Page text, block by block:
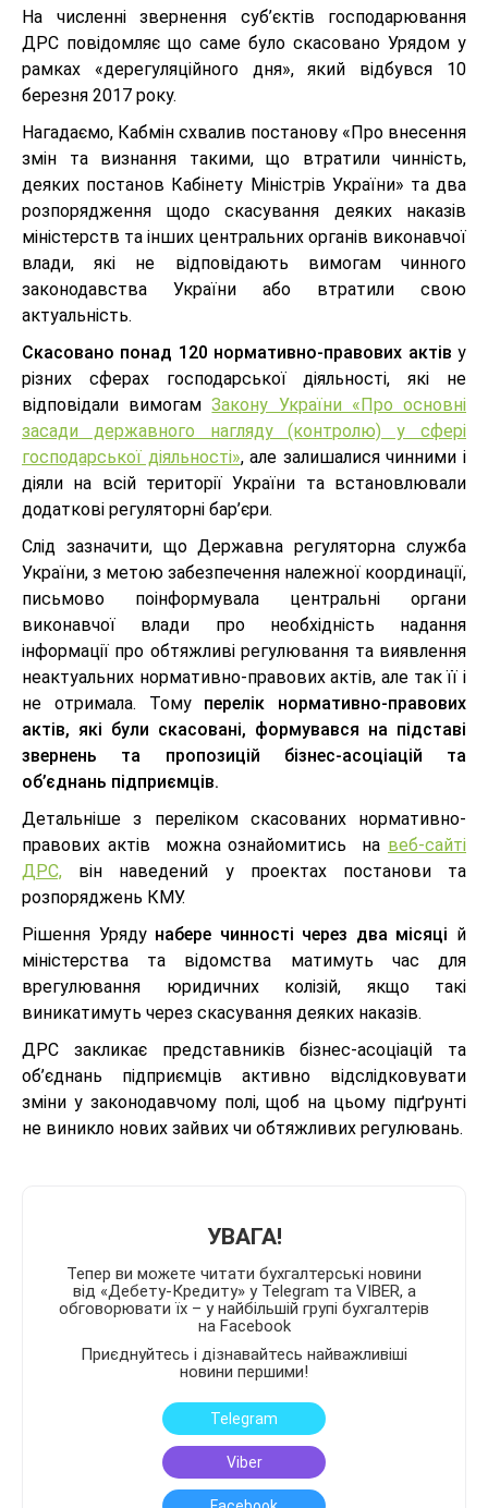
На численні звернення суб’єктів господарювання
ДРС повідомляє що саме було скасовано Урядом у
рамках «дерегуляційного дня», який відбувся 10
березня 2017 року.
Нагадаємо, Кабмін схвалив постанову «Про внесення
змін та визнання такими, що втратили чинність,
деяких постанов Кабінету Міністрів України» та два
розпорядження щодо скасування деяких наказів
міністерств та інших центральних органів виконавчої
влади, які не відповідають вимогам чинного
законодавства України або втратили свою
актуальність.
Скасовано понад 120 нормативно-правових актів у
різних сферах господарської діяльності, які не
відповідали вимогамЗакону України «Про основні
засади державного нагляду (контролю) у сфері
господарської діяльності», але залишалися чинними і
діяли на всій території України та встановлювали
додаткові регуляторні бар’єри.
Слід зазначити, що Державна регуляторна служба
України, з метою забезпечення належної координації,
письмово поінформувала центральні органи
виконавчої влади про необхідність надання
інформації про обтяжливі регулювання та виявлення
неактуальних нормативно-правових актів, але так її і
не отримала. Тому перелік нормативно-правових
актів, які були скасовані, формувався на підставі
звернень та пропозицій бізнес-асоціацій та
об’єднань підприємців.
Детальніше з переліком скасованих нормативно-
правових актів можна ознайомитись на веб-сайті
ДРС, він наведений у проектах постанови та
розпоряджень КМУ.
Рішення Уряду набере чинності через два місяці й
міністерства та відомства матимуть час для
врегулювання юридичних колізій, якщо такі
виникатимуть через скасування деяких наказів.
ДРС закликає представників бізнес-асоціацій та
об’єднань підприємців активно відслідковувати
зміни у законодавчому полі, щоб на цьому підґрунті
не виникло нових зайвих чи обтяжливих регулювань.
УВАГА!
Тепер ви можете читати бухгалтерські новини
від «Дебету-Кредиту» у Telegram та VIBER, а
обговорювати їх – у найбільшій групі бухгалтерів
на Facebook
Приєднуйтесь і дізнавайтесь найважливіші
новини першими!
Telegram
Viber